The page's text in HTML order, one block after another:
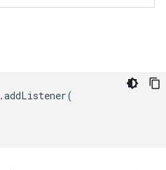
.addListener(